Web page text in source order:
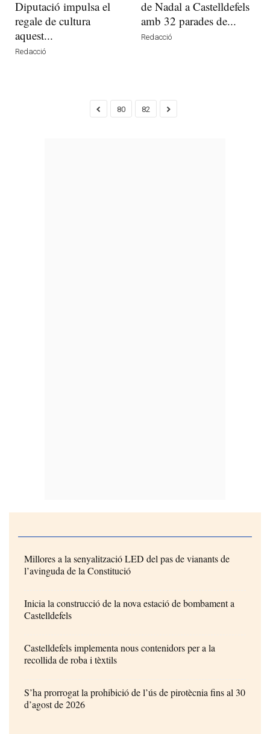
Diputació impulsa el
regale de cultura
aquest...
Redacció
de Nadal a Castelldefels
amb 32 parades de...
Redacció
80 82
Millores a la senyalització LED del pas de vianants de
l’avinguda de la Constitució
Inicia la construcció de la nova estació de bombament a
Castelldefels
Castelldefels implementa nous contenidors per a la
recollida de roba i tèxtils
S’ha prorrogat la prohibició de l’ús de pirotècnia fins al 30
d’agost de 2026